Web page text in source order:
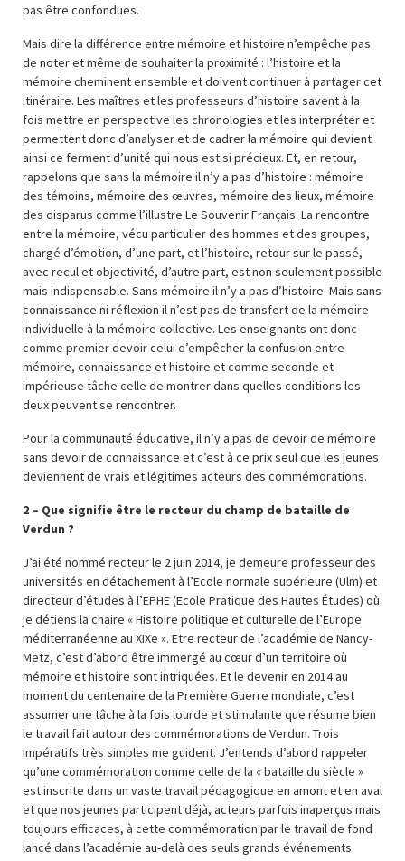
pas être confondues.
Mais dire la différence entre mémoire et histoire n’empêche pas
de noter et même de souhaiter la proximité : l’histoire et la
mémoire cheminent ensemble et doivent continuer à partager cet
itinéraire. Les maîtres et les professeurs d’histoire savent à la
fois mettre en perspective les chronologies et les interpréter et
permettent donc d’analyser et de cadrer la mémoire qui devient
ainsi ce ferment d’unité qui nous est si précieux. Et, en retour,
rappelons que sans la mémoire il n’y a pas d’histoire : mémoire
des témoins, mémoire des œuvres, mémoire des lieux, mémoire
des disparus comme l’illustre Le Souvenir Français. La rencontre
entre la mémoire, vécu particulier des hommes et des groupes,
chargé d’émotion, d’une part, et l’histoire, retour sur le passé,
avec recul et objectivité, d’autre part, est non seulement possible
mais indispensable. Sans mémoire il n’y a pas d’histoire. Mais sans
connaissance ni réflexion il n’est pas de transfert de la mémoire
individuelle à la mémoire collective. Les enseignants ont donc
comme premier devoir celui d’empêcher la confusion entre
mémoire, connaissance et histoire et comme seconde et
impérieuse tâche celle de montrer dans quelles conditions les
deux peuvent se rencontrer.
Pour la communauté éducative, il n’y a pas de devoir de mémoire
sans devoir de connaissance et c’est à ce prix seul que les jeunes
deviennent de vrais et légitimes acteurs des commémorations.
2 – Que signifie être le recteur du champ de bataille de
Verdun ?
J’ai été nommé recteur le 2 juin 2014, je demeure professeur des
universités en détachement à l’Ecole normale supérieure (Ulm) et
directeur d’études à l’EPHE (Ecole Pratique des Hautes Études) où
je détiens la chaire « Histoire politique et culturelle de l’Europe
méditerranéenne au XIXe ». Etre recteur de l’académie de Nancy-
Metz, c’est d’abord être immergé au cœur d’un territoire où
mémoire et histoire sont intriquées. Et le devenir en 2014 au
moment du centenaire de la Première Guerre mondiale, c’est
assumer une tâche à la fois lourde et stimulante que résume bien
le travail fait autour des commémorations de Verdun. Trois
impératifs très simples me guident. J’entends d’abord rappeler
qu’une commémoration comme celle de la « bataille du siècle »
est inscrite dans un vaste travail pédagogique en amont et en aval
et que nos jeunes participent déjà, acteurs parfois inaperçus mais
toujours efficaces, à cette commémoration par le travail de fond
lancé dans l’académie au-delà des seuls grands événements